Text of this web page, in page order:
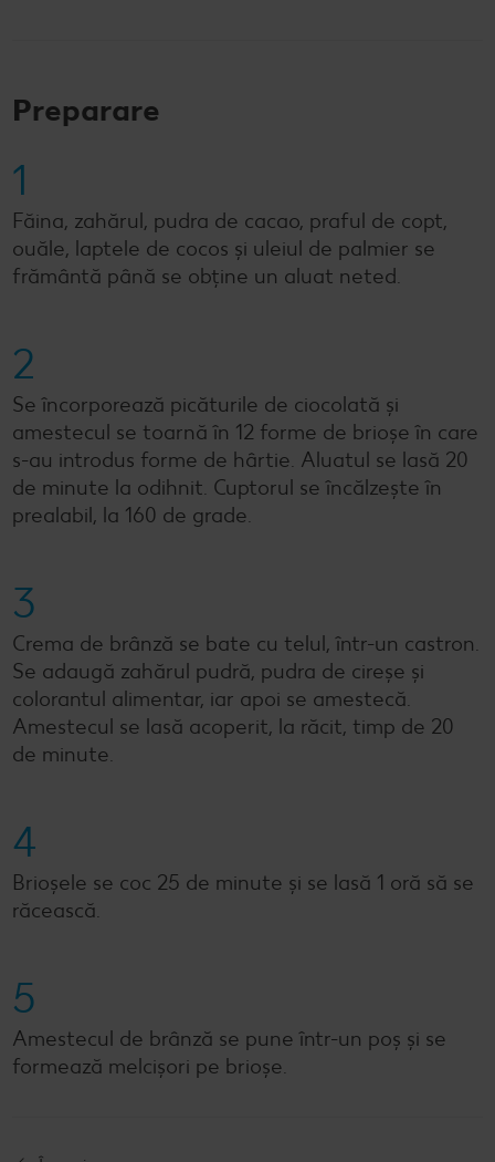
Preparare
1
Făina, zahărul, pudra de cacao, praful de copt,
ouăle, laptele de cocos și uleiul de palmier se
frământă până se obține un aluat neted.
2
Se încorporează picăturile de ciocolată și
amestecul se toarnă în 12 forme de brioșe în care
s-au introdus forme de hârtie. Aluatul se lasă 20
de minute la odihnit. Cuptorul se încălzește în
prealabil, la 160 de grade.
3
Crema de brânză se bate cu telul, într-un castron.
Se adaugă zahărul pudră, pudra de cireșe și
colorantul alimentar, iar apoi se amestecă.
Amestecul se lasă acoperit, la răcit, timp de 20
de minute.
4
Brioșele se coc 25 de minute și se lasă 1 oră să se
răcească.
5
Amestecul de brânză se pune într-un poș și se
formează melcișori pe brioșe.